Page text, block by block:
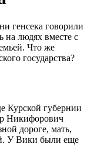
генсека говорили
на людях вместе с
Что же
государства?
Курской губернии
Никифорович
дороге, мать,
У Вики были еще